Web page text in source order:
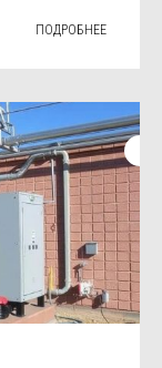
ПОДРОБНЕЕ